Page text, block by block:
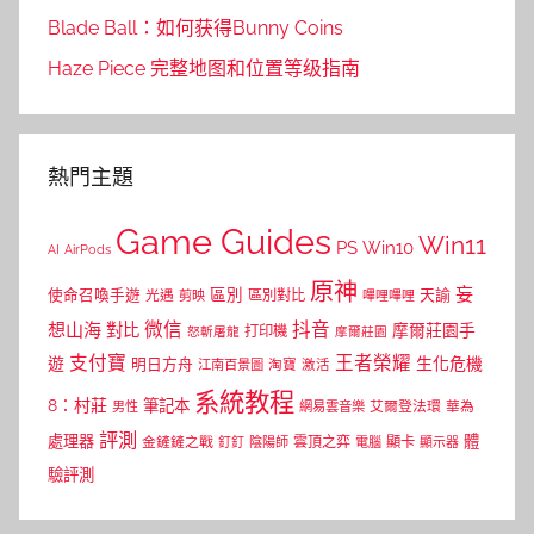
Blade Ball：如何获得Bunny Coins
Haze Piece 完整地图和位置等级指南
熱門主題
AI AirPods Game Guides PS Win10 Win11
使命召喚手遊 光遇 剪映 區別 區別對比 原神 嗶哩嗶哩 天諭 妄
想山海 對比 微信 怒斬屠龍 打印機 抖音 摩爾莊園 摩爾莊園手
遊 支付寶 明日方舟 江南百景圖 淘寶 激活 王者榮耀 生化危機
8：村莊 男性 筆記本 系統教程 網易雲音樂 艾爾登法環 華為
處理器 評測 金鏟鏟之戰 釘釘 陰陽師 雲頂之弈 電腦 顯卡 顯示器 體
驗評測